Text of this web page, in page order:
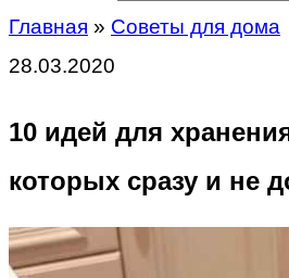
Главная » Советы для дома
28.03.2020
10 идей для
которых сразу и не